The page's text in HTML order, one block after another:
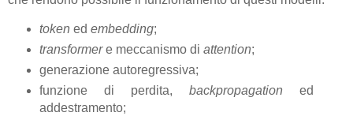
token ed embedding;
transformere meccanismo di attention;
generazione autoregressiva;
funzione di perdita,backpropagation ed
addestramento;